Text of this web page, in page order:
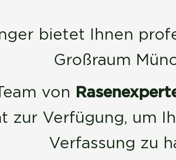
bietet Ihnen
Großraum
von
zur Verfügung, um
Verfassung zu